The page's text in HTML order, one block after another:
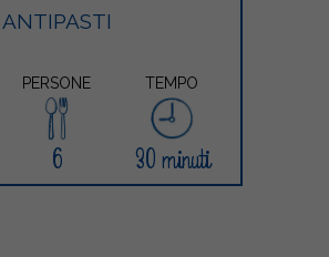
ANTIPASTI
PERSONE TEMPO
6 30 minuti